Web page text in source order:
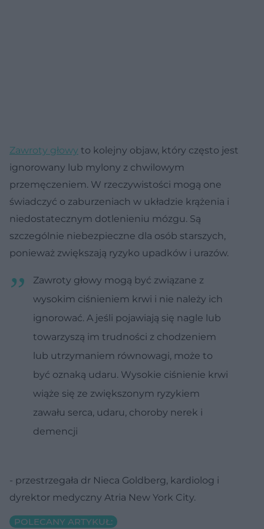
Zawroty głowy to kolejny objaw, który często jest
ignorowany lub mylony z chwilowym
przemęczeniem. W rzeczywistości mogą one
świadczyć o zaburzeniach w układzie krążenia i
niedostatecznym dotlenieniu mózgu. Są
szczególnie niebezpieczne dla osób starszych,
ponieważ zwiększają ryzyko upadków i urazów.
Zawroty głowy mogą być związane z
wysokim ciśnieniem krwi i nie należy ich
ignorować. A jeśli pojawiają się nagle lub
towarzyszą im trudności z chodzeniem
lub utrzymaniem równowagi, może to
być oznaką udaru. Wysokie ciśnienie krwi
wiąże się ze zwiększonym ryzykiem
zawału serca, udaru, choroby nerek i
demencji
- przestrzegała dr Nieca Goldberg, kardiolog i
dyrektor medyczny Atria New York City.
POLECANY ARTYKUŁ: